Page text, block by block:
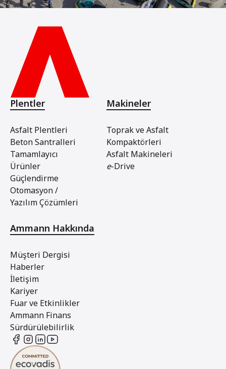
Plentler
Asfalt Plentleri
Beton Santralleri
Tamamlayıcı
Ürünler
Güçlendirme
Otomasyon /
Yazılım Çözümleri
Makineler
Toprak ve Asfalt
Kompaktörleri
Asfalt Makineleri
e-Drive
Ammann Hakkında
Müşteri Dergisi
Haberler
İletişim
Kariyer
Fuar ve Etkinlikler
Ammann Finans
Sürdürülebilirlik